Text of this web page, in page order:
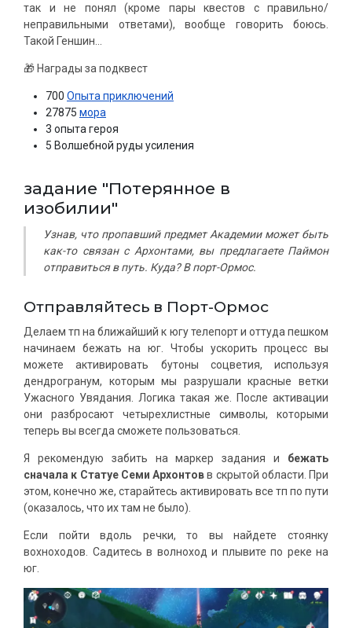
так и не понял (кроме пары квестов с правильно/
неправильными ответами), вообще говорить боюсь.
Такой Геншин...
🎁 Награды за подквест
700 Опыта приключений
27875 мора
3 опыта героя
5 Волшебной руды усиления
задание "Потерянное в
изобилии"
Узнав, что пропавший предмет Академии может быть
как-то связан с Архонтами, вы предлагаете Паймон
отправиться в путь. Куда? В порт-Ормос.
Отправляйтесь в Порт-Ормос
Делаем тп на ближайший к югу телепорт и оттуда пешком
начинаем бежать на юг. Чтобы ускорить процесс вы
можете активировать бутоны соцветия, используя
дендрогранум, которым мы разрушали красные ветки
Ужасного Увядания. Логика такая же. После активации
они разбросают четырехлистные символы, которыми
теперь вы всегда сможете пользоваться.
Я рекомендую забить на маркер задания и бежать
сначала к Статуе Семи Архонтовв скрытой области. При
этом, конечно же, старайтесь активировать все тп по пути
(оказалось, что их там не было).
Если пойти вдоль речки, то вы найдете стоянку
вохноходов. Садитесь в волноход и плывите по реке на
юг.